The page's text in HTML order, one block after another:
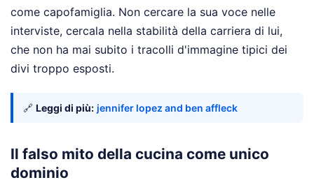
come capofamiglia. Non cercare la sua voce nelle
interviste, cercala nella stabilità della carriera di lui,
che non ha mai subito i tracolli d'immagine tipici dei
divi troppo esposti.
🔗 Leggi di più: jennifer lopez and ben affleck
Il falso mito della cucina come unico
dominio